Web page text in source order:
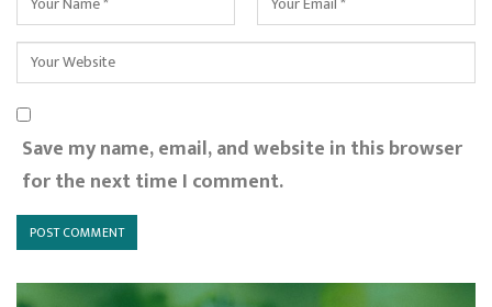
Save my name, email, and website in this browser
for the next time I comment.